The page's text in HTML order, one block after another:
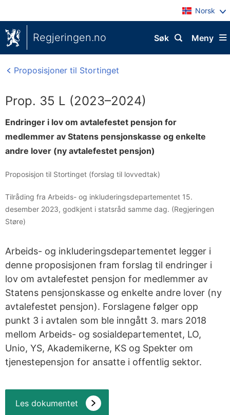
Norsk
Regjeringen.no Meny
Søk
Proposisjoner til Stortinget
Prop. 35 L (2023–2024)
Endringer i lov om avtalefestet pensjon for
medlemmer av Statens pensjonskasse og enkelte
andre lover (ny avtalefestet pensjon)
Proposisjon til Stortinget (forslag til lovvedtak)
Tilråding fra Arbeids- og inkluderingsdepartementet 15.
desember 2023, godkjent i statsråd samme dag. (Regjeringen
Støre)
Arbeids- og inkluderingsdepartementet legger i
denne proposisjonen fram forslag til endringer i
lov om avtalefestet pensjon for medlemmer av
Statens pensjonskasse og enkelte andre lover (ny
avtalefestet pensjon). Forslagene følger opp
punkt 3 i avtalen som ble inngått 3. mars 2018
mellom Arbeids- og sosialdepartementet, LO,
Unio, YS, Akademikerne, KS og Spekter om
tjenestepensjon for ansatte i offentlig sektor.
Les dokumentet